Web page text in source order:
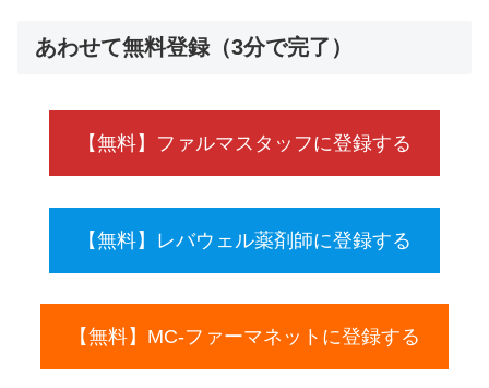
あわせて無料登録（3分で完了）
【無料】ファルマスタッフに登録する
【無料】レバウェル薬剤師に登録する
【無料】MC-ファーマネットに登録する